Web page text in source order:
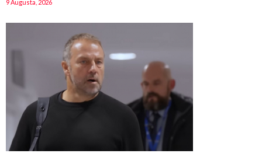
9 Augusta, 2026